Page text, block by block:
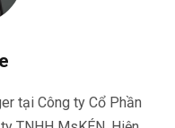
tại Công ty Cổ Phần